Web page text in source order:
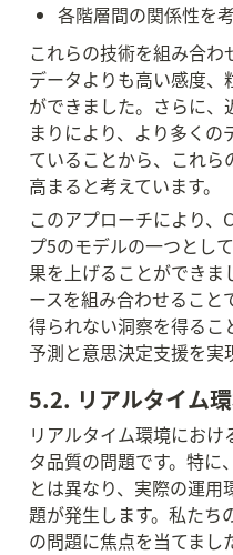
各階層間の関係性を
これらの技術を組み合
データよりも高い感度、
ができました。さらに
まりにより、より多くの
ていることから、これ
高まると考えています。
このアプローチにより、
プ5のモデルの一つとし
果を上げることができま
ースを組み合わせること
得られない洞察を得るこ
予測と意思決定支援を実
5.2. リアルタイム
リアルタイム環境にお
タ品質の問題です。特に
とは異なり、実際の運
題が発生します。私たち
の問題に焦点を当てまし